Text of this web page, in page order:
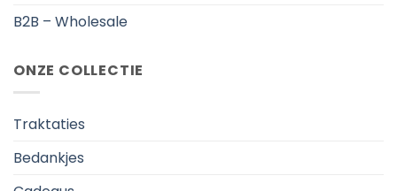
B2B – Wholesale
ONZE COLLECTIE
Traktaties
Bedankjes